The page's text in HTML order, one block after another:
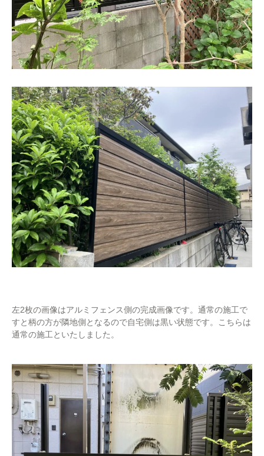
左2枚の画像はアルミフェンス側の完成画像です。通常の施工で
すと柄の方が隣地側となるので自宅側は黒い状態です。こちらは
通常の施工といたしました。